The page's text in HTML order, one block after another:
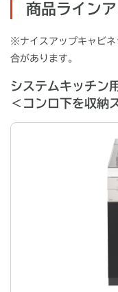
商品ライン
※ナイスアップキャビネ
合があります。
システムキッチン
＜コンロ下を収納